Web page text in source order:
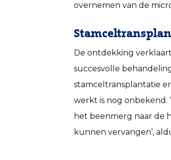
overnemen van de
De ontdekking
succesvolle
stamceltransplantatie
werkt is nog onbekend.
het beenmerg naar de
kunnen vervangen’,